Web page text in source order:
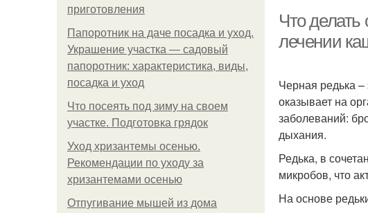
приготовления
Папоротник на даче посадка и уход.
Украшение участка — садовый
папоротник: характеристика, виды,
посадка и уход
Что посеять под зиму на своем
участке. Подготовка грядок
Уход хризантемы осенью.
Рекомендации по уходу за
хризантемами осенью
Отпугивание мышей из дома
Что делать
лечении
Черная редька
оказывает на
заболеваний:
дыхания.
Редька, в
микробов, что
На основе